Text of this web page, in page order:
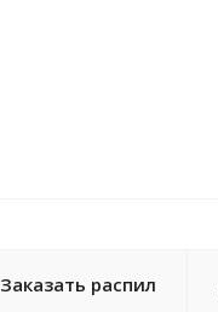
Заказать распил